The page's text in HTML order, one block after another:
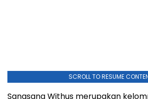
SCROLL TO RESUME
Sangsang Withus merupakan